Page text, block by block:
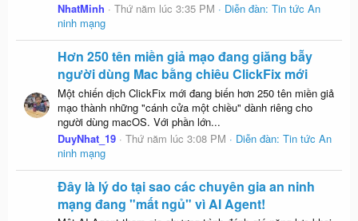
NhatMinh
Thứ năm lúc 3:35 PM Diễn đàn: Tin tức An
ninh mạng
Hơn 250 tên miền giả mạo đang giăng bẫy
người dùng Mac bằng chiêu ClickFix mới
Một chiến dịch ClickFix mới đang biến hơn 250 tên miền giả
mạo thành những "cánh cửa một chiều" dành riêng cho
người dùng macOS. Với phần lớn...
DuyNhat_19
Thứ năm lúc 3:08 PM Diễn đàn: Tin tức An
ninh mạng
Đây là lý do tại sao các chuyên gia an ninh
mạng đang "mất ngủ" vì AI Agent!